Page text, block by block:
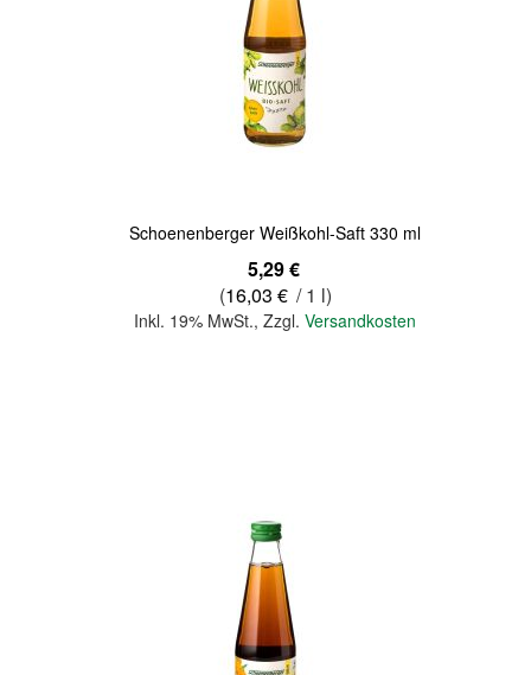
Schoenenberger Weißkohl-Saft 330 ml
5,29 €
(16,03 € / 1 l)
Inkl. 19% MwSt.,Zzgl.Versandkosten